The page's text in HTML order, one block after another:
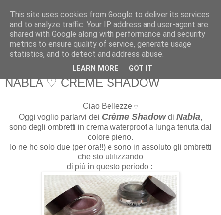
Martone Laura
Martone Laura
giovedì, febbraio 04, 2016
NABLA ♡ CREME SHADOW
Ciao Bellezze ♡
Oggi voglio parlarvi dei Crème Shadowdi Nabla,
sono degli ombretti in crema waterproof a lunga tenuta dal
colore pieno.
Io ne ho solo due (per ora!!) e sono in assoluto gli ombretti
che sto utilizzando
di più in questo periodo :
This site uses cookies from Google to deliver its services
and to analyze traffic. Your IP address and user-agent are
shared with Google along with performance and security
metrics to ensure quality of service, generate usage
statistics, and to detect and address abuse.
LEARN MORE GOT IT